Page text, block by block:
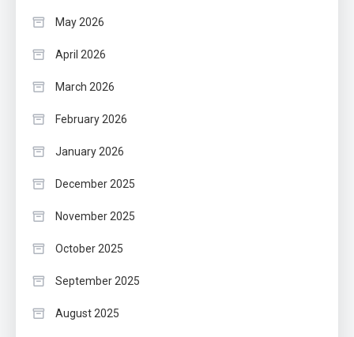
May 2026
April 2026
March 2026
February 2026
January 2026
December 2025
November 2025
October 2025
September 2025
August 2025